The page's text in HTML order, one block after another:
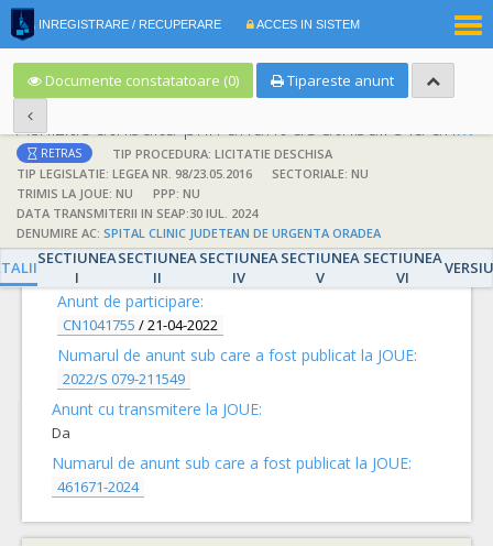
INREGISTRARE / RECUPERARE ACCES IN SISTEM
Documente constatatoare (0) Tipareste anunt
Achizitie atribuita prin anunt de atribuire la anunt de participare
RETRAS
TIP PROCEDURA: LICITATIE DESCHISA
TIP LEGISLATIE: LEGEA NR. 98/23.05.2016
SECTORIALE: NU
TRIMIS LA JOUE: NU
PPP: NU
DATA TRANSMITERII IN SEAP:30 IUL. 2024
DENUMIRE AC: SPITAL CLINIC JUDETEAN DE URGENTA ORADEA
SECTIUNEA
I
SECTIUNEA
II
SECTIUNEA
IV
SECTIUNEA
V
SECTIUNEA
VI
DETALII
Anunt de participare:
CN1041755 /21-04-2022
Numarul de anunt sub care a fost publicat la JOUE:
2022/S 079-211549
Anunt cu transmitere la JOUE:
Da
Numarul de anunt sub care a fost publicat la JOUE:
461671-2024